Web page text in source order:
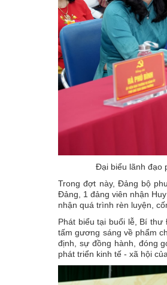
Đại biểu lãnh đạo
Trong đợt này, Đảng bộ
Đảng, 1 đảng viên nhận
nhận quá trình rèn luyện,
Phát biểu tại buổi lễ, Bí
tấm gương sáng về phẩm
định, sự đồng hành, đóng
phát triển kinh tế - xã hội